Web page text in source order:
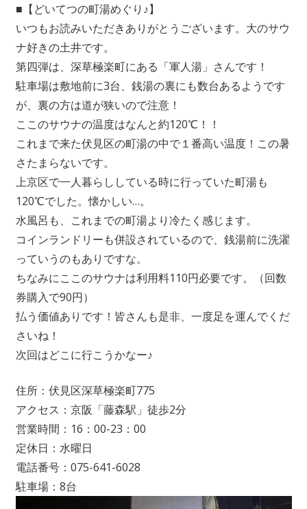
■【どいてつの町湯めぐり♪】
いつもお読みいただきありがとうございます。大のサウ
ナ好きの土井です。
第四弾は、深草極楽町にある「軍人湯」さんです！
駐車場は敷地前に3台、銭湯の裏にも数台あるようです
が、裏の方は道が狭いので注意！
ここのサウナの温度はなんと約120℃！！
これまで来た伏見区の町湯の中で１番高い温度！この暑
さたまらないです。
上京区で一人暮らししている時に行っていた町湯も
120℃でした。懐かしい…。
水風呂も、これまでの町湯より冷たく感じます。
コインランドリーも併設されているので、銭湯前に洗濯
っていうのもありですな。
ちなみにここのサウナは利用料110円必要です。（回数
券購入で90円）
払う価値ありです！皆さんも是非、一度足を運んでくだ
さいね！
次回はどこに行こうかなー♪
住所：伏見区深草極楽町775
アクセス：京阪「藤森駅」徒歩2分
営業時間：16：00-23：00
定休日：水曜日
電話番号：075-641-6028
駐車場：8台